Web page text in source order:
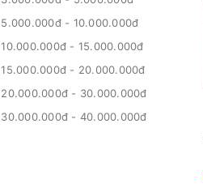
5.000.000đ - 10.000.000đ
10.000.000đ - 15.000.000đ
15.000.000đ - 20.000.000đ
20.000.000đ - 30.000.000đ
30.000.000đ - 40.000.000đ